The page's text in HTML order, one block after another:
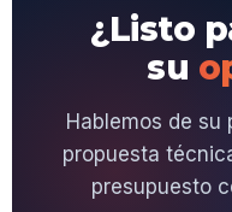
¿Listo
su
Hablemos de su
propuesta
presupuesto